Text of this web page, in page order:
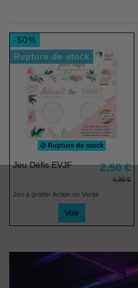
-50%
Rupture de stock
Rupture de stock
Jeu Défis EVJF 2,50 €
4,99 €
Jeu à gratter Action ou Vérité
Voir